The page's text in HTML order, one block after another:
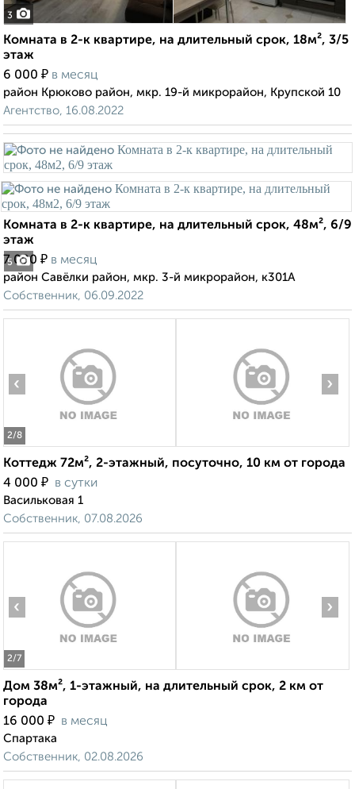
3
Комната в 2-к квартире, на длительный срок, 18м², 3/5
этаж
6 000 ₽ в месяц
район Крюково район, мкр. 19-й микрорайон, Крупской 10
Агентство, 16.08.2022
5
Комната в 2-к квартире, на длительный срок, 48м², 6/9
этаж
7 000 ₽ в месяц
район Савёлки район, мкр. 3-й микрорайон, к301А
Собственник, 06.09.2022
2/8
‹ ›
Коттедж 72м², 2-этажный, посуточно, 10 км от города
4 000 ₽ в сутки
Васильковая 1
Собственник, 07.08.2026
2/7
‹ ›
Дом 38м², 1-этажный, на длительный срок, 2 км от
города
16 000 ₽ в месяц
Спартака
Собственник, 02.08.2026